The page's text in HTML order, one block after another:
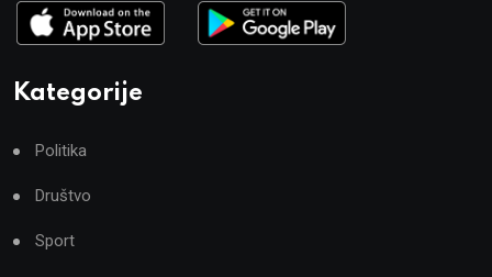
Kategorije
Politika
Društvo
Sport